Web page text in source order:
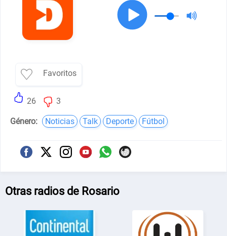
Favoritos
26 3
Género: Noticias Talk Deporte Fútbol
Otras radios de Rosario